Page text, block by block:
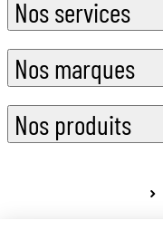
Nos services
Nos marques
Nos produits